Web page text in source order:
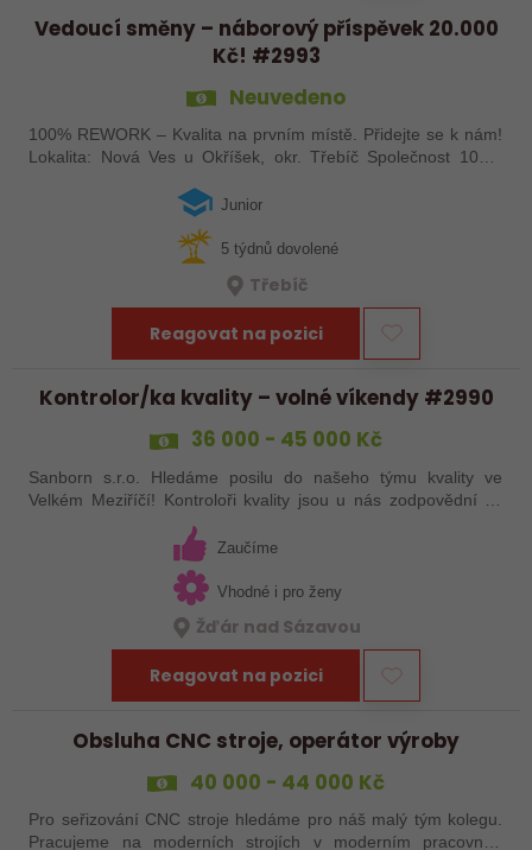
Vedoucí směny – náborový příspěvek 20.000
Kč! #2993
Neuvedeno
100% REWORK – Kvalita na prvním místě. Přidejte se k nám!
Lokalita: Nová Ves u Okříšek, okr. Třebíč Společnost 100%
Junior
5 týdnů dovolené
Třebíč
Reagovat na pozici
Kontrolor/ka kvality – volné víkendy #2990
36 000 - 45 000 Kč
Sanborn s.r.o. Hledáme posilu do našeho týmu kvality ve
Velkém Meziříčí! Kontroloři kvality jsou u nás zodpovědní za
zajištění, že výrobky a procesy splňují nastavené standardy
kvality, což zahrnuje…
Zaučíme
Vhodné i pro ženy
Žďár nad Sázavou
Reagovat na pozici
Obsluha CNC stroje, operátor výroby
40 000 - 44 000 Kč
Pro seřizování CNC stroje hledáme pro náš malý tým kolegu.
Pracujeme na moderních strojích v moderním pracovním